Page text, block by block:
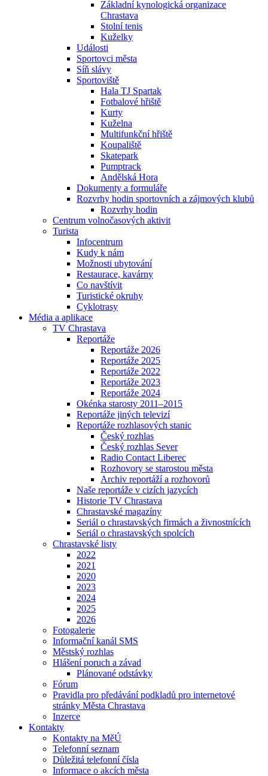
Základní kynologická organizace
Chrastava
Stolní tenis
Kuželky
Události
Sportovci města
Síň slávy
Sportoviště
Hala TJ Spartak
Fotbalové hřiště
Kurty
Kuželna
Multifunkční hřiště
Koupaliště
Skatepark
Pumptrack
Andělská Hora
Dokumenty a formuláře
Rozvrhy hodin sportovních a zájmových klubů
Rozvrhy hodin
Centrum volnočasových aktivit
Turista
Infocentrum
Kudy k nám
Možnosti ubytování
Restaurace, kavárny
Co navštívit
Turistické okruhy
Cyklotrasy
Média a aplikace
TV Chrastava
Reportáže
Reportáže 2026
Reportáže 2025
Reportáže 2022
Reportáže 2023
Reportáže 2024
Okénka starosty 2011–2015
Reportáže jiných televizí
Reportáže rozhlasových stanic
Český rozhlas
Český rozhlas Sever
Radio Contact Liberec
Rozhovory se starostou města
Archiv reportáží a rozhovorů
Naše reportáže v cizích jazycích
Historie TV Chrastava
Chrastavské magazíny
Seriál o chrastavských firmách a živnostnících
Seriál o chrastavských spolcích
Chrastavské listy
2022
2021
2020
2023
2024
2025
2026
Fotogalerie
Informační kanál SMS
Městský rozhlas
Hlášení poruch a závad
Plánované odstávky
Fórum
Pravidla pro předávání podkladů pro internetové
stránky Města Chrastava
Inzerce
Kontakty
Kontakty na MěÚ
Telefonní seznam
Důležitá telefonní čísla
Informace o akcích města